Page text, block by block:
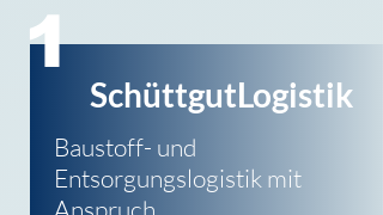
SchüttgutLogistik
Baustoff- und
Entsorgungslogistik mit
1